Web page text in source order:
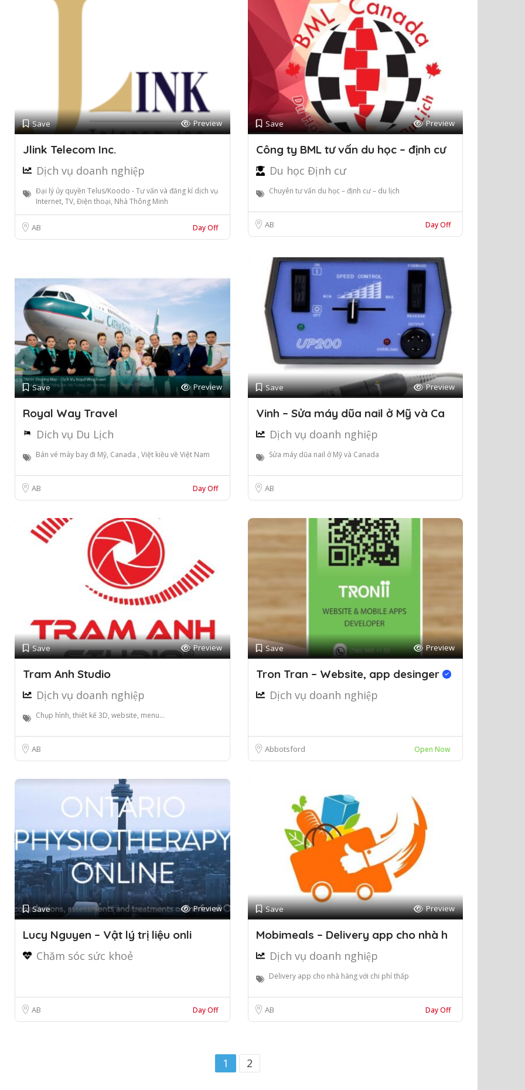
Save Preview
Jlink Telecom Inc.
Dịch vụ doanh nghiệp
Đại lý ủy quyền Telus/Koodo - Tư vấn và đăng kí dịch vụ
Internet, TV, Điện thoại, Nhà Thông Minh
AB Day Off
Save Preview
Công ty BML tư vấn du học – định cư
Du học Định cư
Chuyên tư vấn du học – định cư – du lịch
AB Day Off
Save Preview
Royal Way Travel
Dich vụ Du Lịch
Bán vé máy bay đi Mỹ, Canada , Việt kiều về Việt Nam
AB Day Off
Save Preview
Vinh – Sửa máy dũa nail ở Mỹ và Ca
Dịch vụ doanh nghiệp
Sửa máy dũa nail ở Mỹ và Canada
AB
Save Preview
Tram Anh Studio
Dịch vụ doanh nghiệp
Chụp hình, thiết kế 3D, website, menu...
AB
Save Preview
Tron Tran – Website, app desinger
Dịch vụ doanh nghiệp
Abbotsford Open Now
Save Preview
Lucy Nguyen – Vật lý trị liệu onli
Chăm sóc sức khoẻ
AB Day Off
Save Preview
Mobimeals – Delivery app cho nhà h
Dịch vụ doanh nghiệp
Delivery app cho nhà hàng với chi phí thấp
AB Day Off
1 2